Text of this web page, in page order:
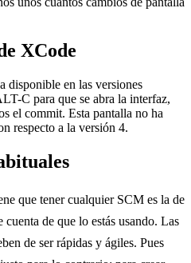
XCode
disponible en las versiones
C para que se abra la interfaz,
el commit. Esta pantalla no ha
respecto a la versión 4.
que tener cualquier SCM es la de
cuenta de que lo estás usando. Las
de ser rápidas y ágiles. Pues